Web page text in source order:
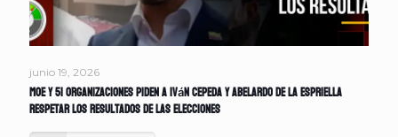
junio 19, 2026
MOE y 51 organizaciones piden a Iván Cepeda y Abelardo de la Espriella
respetar los resultados de las elecciones